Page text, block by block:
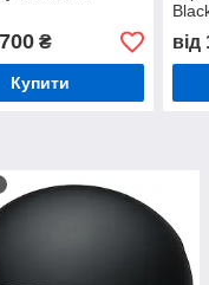
₴
Купити
від